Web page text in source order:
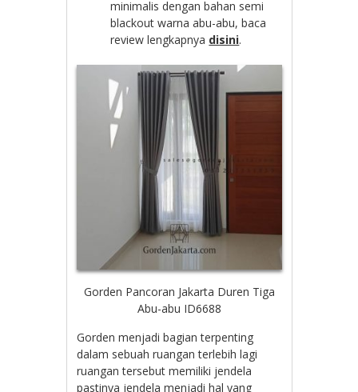
minimalis dengan bahan semi
blackout warna abu-abu, baca
review lengkapnya disini.
Gorden Pancoran Jakarta Duren Tiga
Abu-abu ID6688
Gorden menjadi bagian terpenting
dalam sebuah ruangan terlebih lagi
ruangan tersebut memiliki jendela
pastinya jendela menjadi hal yang